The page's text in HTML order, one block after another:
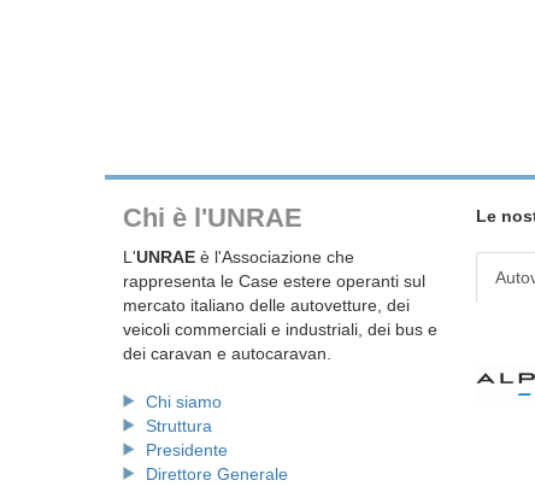
Chi è l'UNRAE
L'UNRAE è l'Associazione che
rappresenta le Case estere operanti sul
mercato italiano delle autovetture, dei
veicoli commerciali e industriali, dei bus e
dei caravan e autocaravan.
Chi siamo
Struttura
Presidente
Direttore Generale
Le